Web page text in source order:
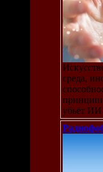
среда,
убьёт